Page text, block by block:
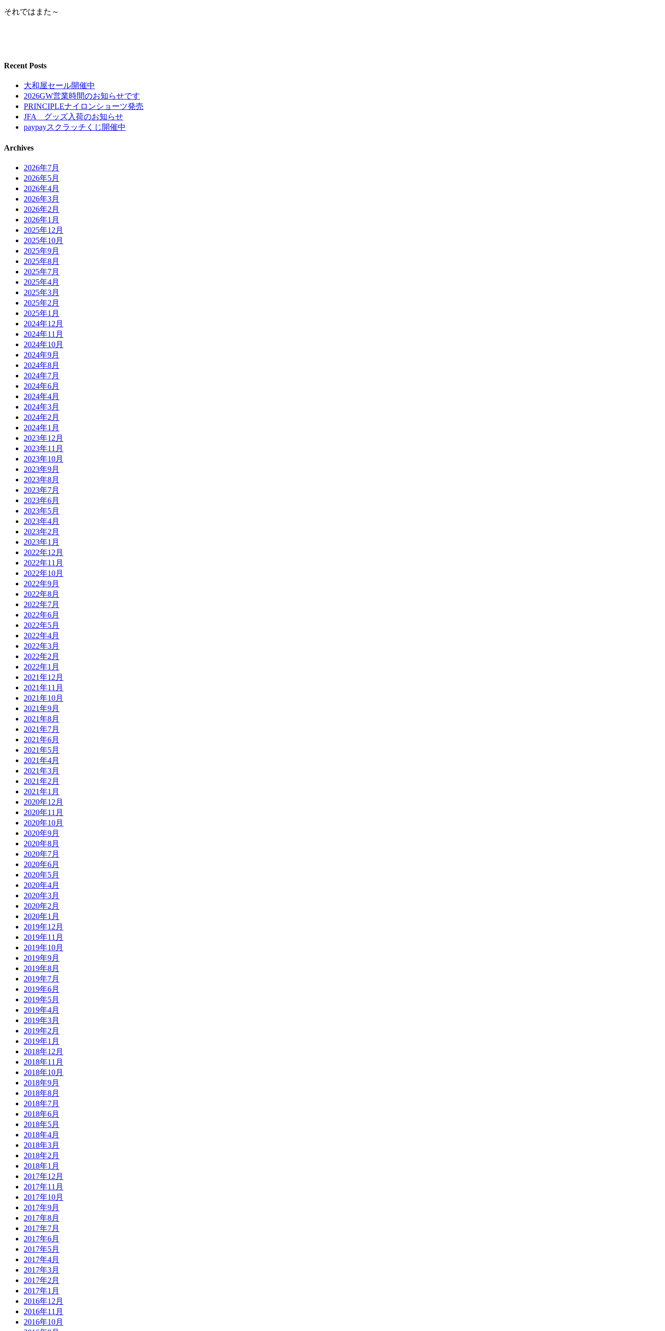
それではまた～
Recent Posts
大和屋セール開催中
2026GW営業時間のお知らせです
PRINCIPLEナイロンショーツ発売
JFA グッズ入荷のお知らせ
paypayスクラッチくじ開催中
Archives
2026年7月
2026年5月
2026年4月
2026年3月
2026年2月
2026年1月
2025年12月
2025年10月
2025年9月
2025年8月
2025年7月
2025年4月
2025年3月
2025年2月
2025年1月
2024年12月
2024年11月
2024年10月
2024年9月
2024年8月
2024年7月
2024年6月
2024年4月
2024年3月
2024年2月
2024年1月
2023年12月
2023年11月
2023年10月
2023年9月
2023年8月
2023年7月
2023年6月
2023年5月
2023年4月
2023年2月
2023年1月
2022年12月
2022年11月
2022年10月
2022年9月
2022年8月
2022年7月
2022年6月
2022年5月
2022年4月
2022年3月
2022年2月
2022年1月
2021年12月
2021年11月
2021年10月
2021年9月
2021年8月
2021年7月
2021年6月
2021年5月
2021年4月
2021年3月
2021年2月
2021年1月
2020年12月
2020年11月
2020年10月
2020年9月
2020年8月
2020年7月
2020年6月
2020年5月
2020年4月
2020年3月
2020年2月
2020年1月
2019年12月
2019年11月
2019年10月
2019年9月
2019年8月
2019年7月
2019年6月
2019年5月
2019年4月
2019年3月
2019年2月
2019年1月
2018年12月
2018年11月
2018年10月
2018年9月
2018年8月
2018年7月
2018年6月
2018年5月
2018年4月
2018年3月
2018年2月
2018年1月
2017年12月
2017年11月
2017年10月
2017年9月
2017年8月
2017年7月
2017年6月
2017年5月
2017年4月
2017年3月
2017年2月
2017年1月
2016年12月
2016年11月
2016年10月